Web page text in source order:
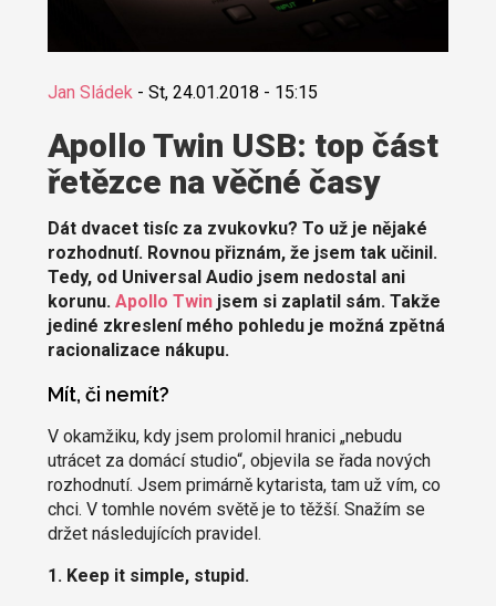
Jan Sládek- St, 24.01.2018 - 15:15
Apollo Twin USB: top část
řetězce na věčné časy
Dát dvacet tisíc za zvukovku? To už je nějaké
rozhodnutí. Rovnou přiznám, že jsem tak učinil.
Tedy, od Universal Audio jsem nedostal ani
korunu. Apollo Twinjsem si zaplatil sám. Takže
jediné zkreslení mého pohledu je možná zpětná
racionalizace nákupu.
Mít, či nemít?
V okamžiku, kdy jsem prolomil hranici „nebudu
utrácet za domácí studio“, objevila se řada nových
rozhodnutí. Jsem primárně kytarista, tam už vím, co
chci. V tomhle novém světě je to těžší. Snažím se
držet následujících pravidel.
1. Keep it simple, stupid.